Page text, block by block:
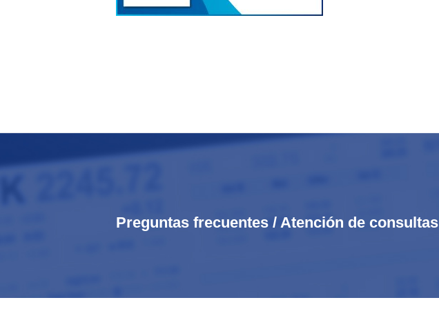
Preguntas frecuentes / Atención de consultas